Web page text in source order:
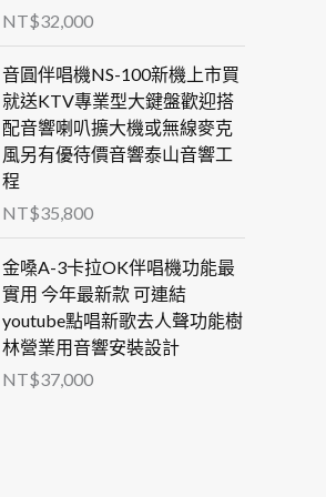
NT$32,000
音圓伴唱機NS-100新機上市買
就送KTV專業型大鍵盤歡迎搭
配音響喇叭擴大機或無線麥克
風另有優待價音響泰山音響工
程
NT$35,800
金嗓A-3卡拉OK伴唱機功能最
實用 今年最新款 可連結
youtube點唱新歌去人聲功能樹
林營業用音響安裝設計
NT$37,000